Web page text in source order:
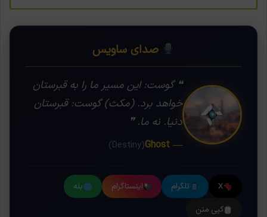
صدای ساویس
❝ گوست: این مسیر ما را به قبرستان
خواهد برد. (مکث) گوست: قبرستان
دنیا. نه ما. ❞
— Ghost
(Destiny)
X تلگرام اینستاگرام
بله
کپی متن